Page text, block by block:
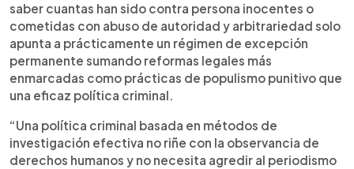
saber cuantas han sido contra persona inocentes o
cometidas con abuso de autoridad y arbitrariedad solo
apunta a prácticamente un régimen de excepción
permanente sumando reformas legales más
enmarcadas como prácticas de populismo punitivo que
una eficaz política criminal.
“Una política criminal basada en métodos de
investigación efectiva no riñe con la observancia de
derechos humanos y no necesita agredir al periodismo